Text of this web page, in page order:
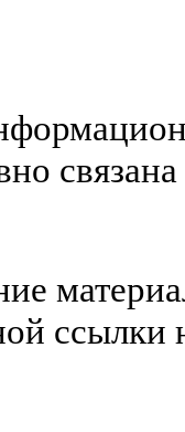
ссылки